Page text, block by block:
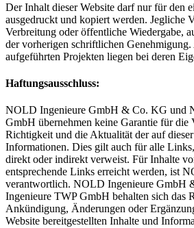
Der Inhalt dieser Website darf nur für den
ausgedruckt und kopiert werden. Jegliche
Verbreitung oder öffentliche Wiedergabe,
der vorherigen schriftlichen
aufgeführten Projekten liegen bei deren
Haftungsausschluss:
NOLD Ingenieure GmbH & Co. KG und
GmbH übernehmen keine Garantie für die
Richtigkeit und die Aktualität der auf
Informationen. Dies gilt auch für alle
direkt oder indirekt verweist. Für Inhalte
entsprechende Links erreicht werden, ist
verantwortlich. NOLD Ingenieure GmbH
Ingenieure TWP GmbH behalten sich das
Ankündigung, Änderungen oder
Website bereitgestellten Inhalte und